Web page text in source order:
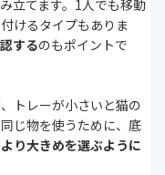
立てます。1人でも移動
けるタイプもありま
するのもポイントで
トレーが小さいと猫の
じ物を使うために、底
り大きめを選ぶように